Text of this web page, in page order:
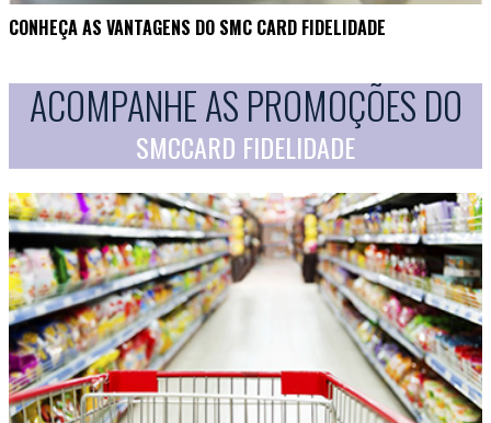
CONHEÇA AS VANTAGENS DO SMC CARD FIDELIDADE
ACOMPANHE AS PROMOÇÕES DO
SMCCARD FIDELIDADE